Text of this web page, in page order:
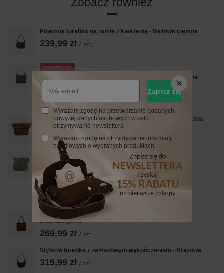
Pojemna torebka na ramię z kieszenią - Beżowa ciemna
239,99 zł / szt.
PROMOCJA
Klasyczna torebka skórzana na ramię - Beżowa ciemna
237,99 zł
Najniższa cena z 30 dni przed obniżką:339,99 zł -30%
Codzienna i praktyczna torebka na ramię - Brązowa jasna
329,99 zł
PROMOCJA
Duża klasyczna torba na ramię - Beżowa
239,99 zł / szt.
Najniższa cena z 30 dni przed obniżką:349,99 zł -31%
Cena regularna: 299,99 zł
Duża elegancka torebka z naturalnej skóry i zamszu -
Brązowa jasna
269,99 zł / szt.
Stylowa torebka z zamszowym wykończeniem - Brązowa
319,99 zł / szt.
Zapisz się
Wyrażam zgodę na przetwarzanie podanych
powyżej danych osobowych w celu
otrzymywania newslettera
Wyrażam zgodę na otrzymywanie informacji
handlowych o wybranych produktach.